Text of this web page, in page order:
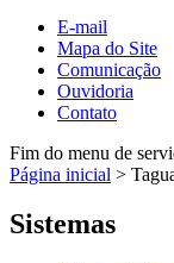
E-mail
Mapa do Site
Comunicação
Ouvidoria
Contato
Fim do menu de
Página inicial >
Sistemas